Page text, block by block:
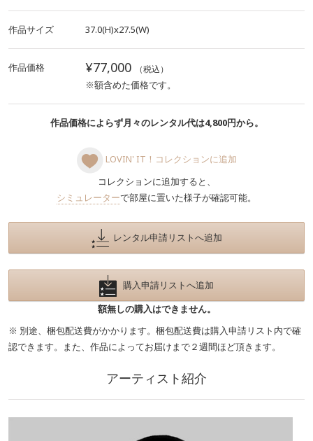
作品サイズ 37.0(H)x27.5(W)
作品価格 ¥77,000 （税込）
※額含めた価格です。
作品価格によらず月々のレンタル代は4,800円から。
LOVIN' IT！コレクションに追加
コレクションに追加すると、
シミュレーターで部屋に置いた様子が確認可能。
レンタル申請リストへ追加
購入申請リストへ追加
額無しの購入はできません。
※ 別途、梱包配送費がかかります。梱包配送費は購入申請リスト内で確
認できます。また、作品によってお届けまで２週間ほど頂きます。
アーティスト紹介